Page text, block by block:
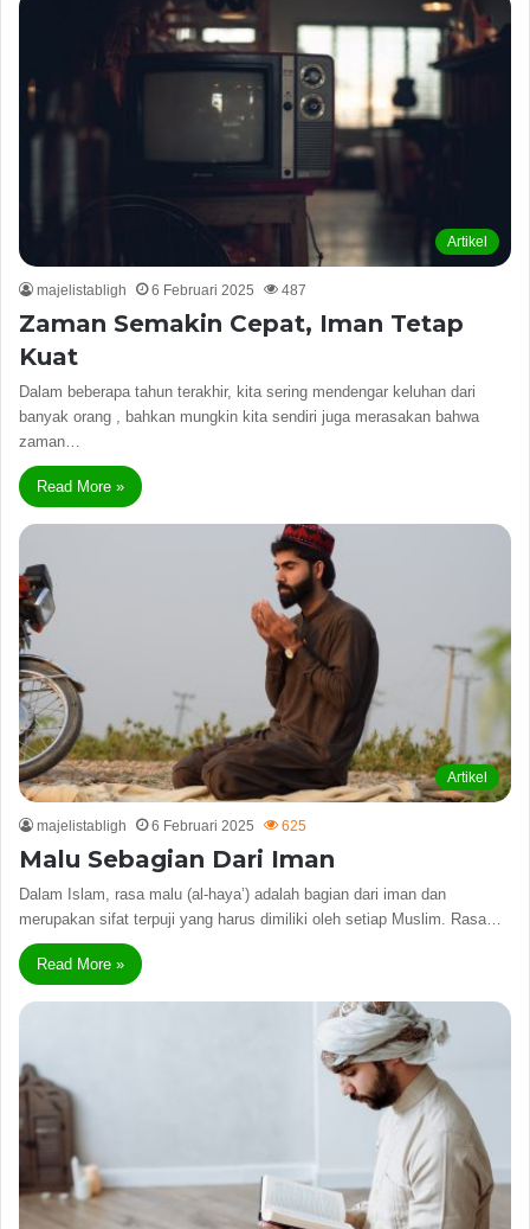
Artikel
majelistabligh 6 Februari 2025 487
Zaman Semakin Cepat, Iman Tetap
Kuat
Dalam beberapa tahun terakhir, kita sering mendengar keluhan dari
banyak orang , bahkan mungkin kita sendiri juga merasakan bahwa
zaman…
Read More »
Artikel
majelistabligh 6 Februari 2025 625
Malu Sebagian Dari Iman
Dalam Islam, rasa malu (al-haya’) adalah bagian dari iman dan
merupakan sifat terpuji yang harus dimiliki oleh setiap Muslim. Rasa…
Read More »